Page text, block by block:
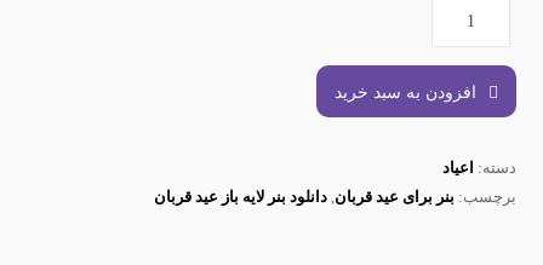
افزودن به سبد خرید
دسته: اعیاد
برچسب: بنر برای عید قربان,دانلود بنر لایه باز عید قربان